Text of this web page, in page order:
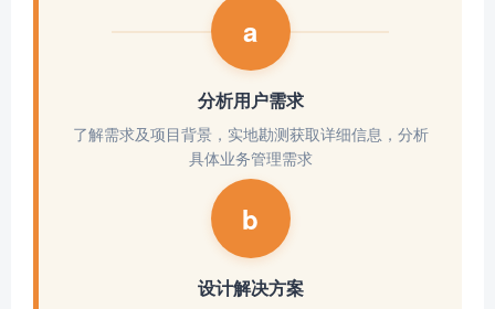
a
分析用户需求
了解需求及项目背景，实地勘测获取详细信息，分析
具体业务管理需求
b
设计解决方案